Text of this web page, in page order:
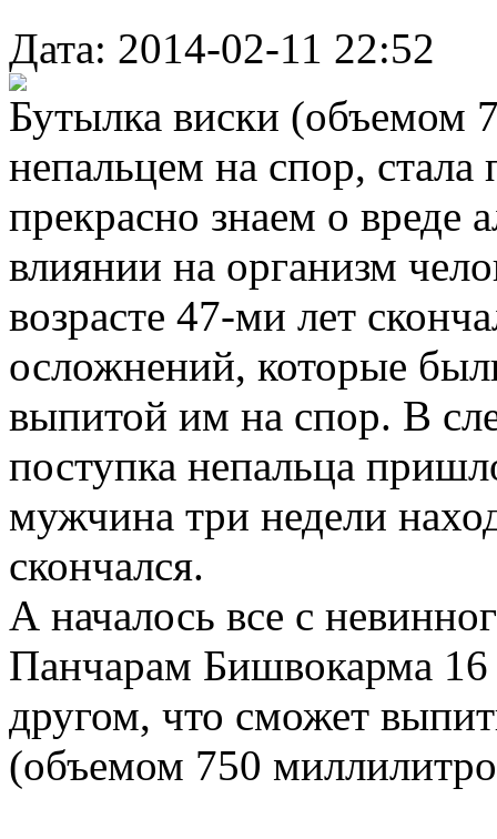
Дата: 2014-02-11 22:52
Бутылка виски (объемом
непальцем на спор,
прекрасно знаем о вреде
влиянии на организм
возрасте 47-ми лет
осложнений, которые
выпитой им на спор. В
поступка непальца
мужчина три недели
скончался.
А началось все с
Панчарам Бишвокарма 16
другом, что сможет
(объемом 750